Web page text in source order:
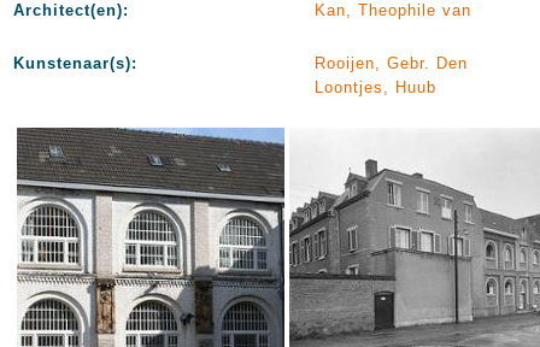
Architect(en): Kan, Theophile van
Kunstenaar(s):
Rooijen, Gebr. Den
Loontjes, Huub